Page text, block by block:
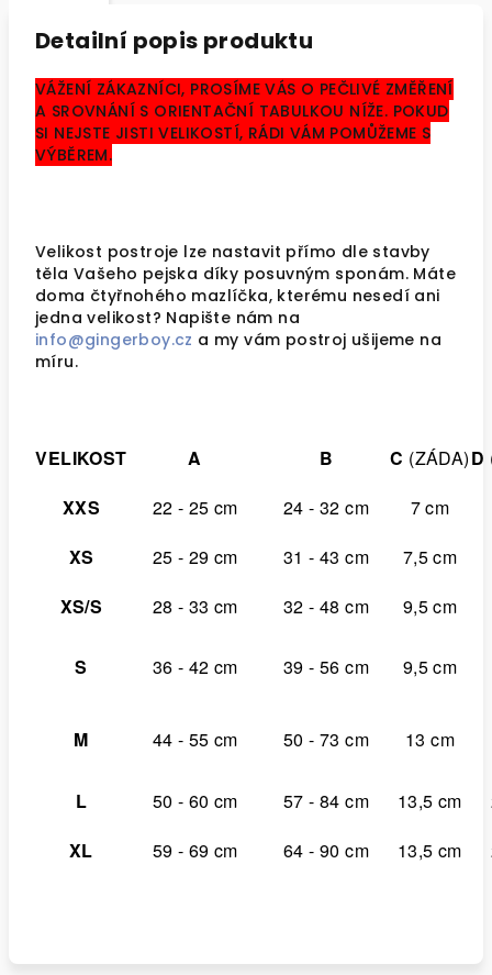
Detailní popis produktu
VÁŽENÍ ZÁKAZNÍCI, PROSÍME VÁS O PEČLIVÉ ZMĚŘENÍ
A SROVNÁNÍ S ORIENTAČNÍ TABULKOU NÍŽE. POKUD
SI NEJSTE JISTI VELIKOSTÍ, RÁDI VÁM POMŮŽEME S
VÝBĚREM.
Velikost postroje lze nastavit přímo dle stavby
těla Vašeho pejska díky posuvným sponám. Máte
doma čtyřnohého mazlíčka, kterému nesedí ani
jedna velikost? Napište nám na
info@gingerboy.cz a my vám postroj ušijeme na
míru.
VELIKOST A B C (ZÁDA)D
XXS
22 - 25 cm 24 - 32 cm
7 cm
XS
25 - 29 cm 31 - 43 cm 7,5 cm
XS/S
28 - 33 cm 32 - 48 cm 9,5 cm
S 36 - 42 cm 39 - 56 cm 9,5 cm
M 44 - 55 cm 50 - 73 cm 13 cm
L 50 - 60 cm 57 - 84 cm 13,5 cm
XL
59 - 69 cm 64 - 90 cm 13,5 cm